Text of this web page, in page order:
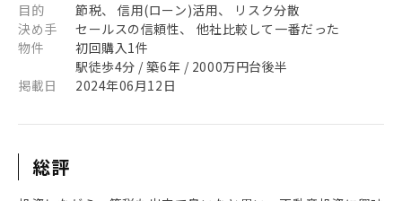
目的
節税、 信用(ローン)活用、 リスク分散
決め手
セールスの信頼性、 他社比較して一番だった
物件
初回購入1件
駅徒歩4分 / 築6年 / 2000万円台後半
掲載日
2024年06月12日
総評